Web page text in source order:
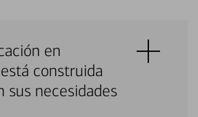
en
construida
sus necesidades